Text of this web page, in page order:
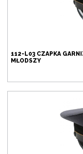
112-L03 CZAPKA
MŁODSZY